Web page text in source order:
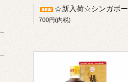
☆新入荷☆シンガポールの老舗ブランド《廣祥泰》／海南鶏飯醤(シンガポールチキンライスの素：100g入り)／チキンライスミックス／※瓶物のため常温・冷蔵発送のみ【冷凍不可】
700円(内税)